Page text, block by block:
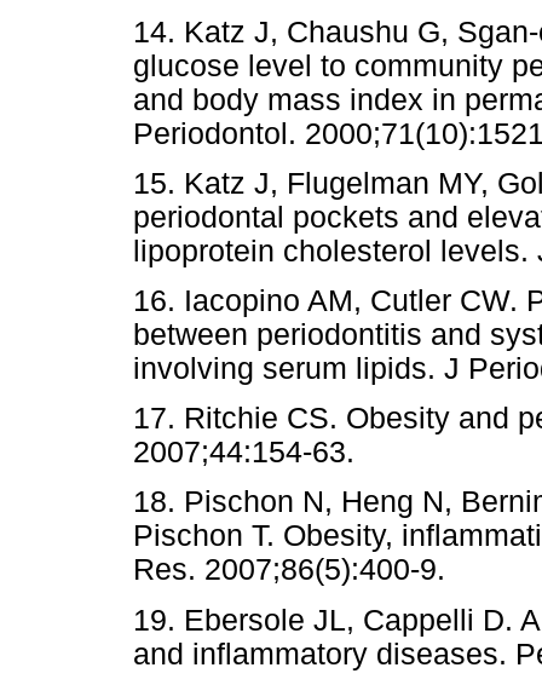
14. Katz J, Chaushu G,
glucose level to community
and body mass index in
Periodontol.
15. Katz J, Flugelman MY,
periodontal pockets and
lipoprotein cholesterol levels.
16. Iacopino AM, Cutler CW.
between periodontitis and
involving serum lipids. J
17. Ritchie CS. Obesity and
2007;44:154-63.
18. Pischon N, Heng N,
Pischon T. Obesity,
Res. 2007;86(5):400-9.
19. Ebersole JL, Cappelli D.
and inflammatory diseases.